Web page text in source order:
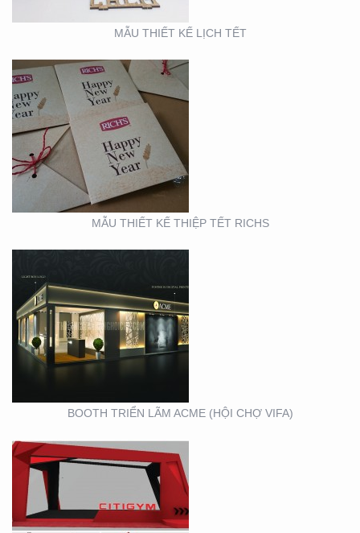
MẪU THIẾT KẾ LỊCH TẾT
MẪU THIẾT KẾ THIỆP TẾT RICHS
BOOTH TRIỂN LÃM
ACME (HỘI CHỢ VIFA)
BOOTH TRIỂN LÃM ACME (HỘI CHỢ VIFA)
BOOTH TRIỂN LÃM
CITIGYM ( TẠI HỘI CHỢ
EXPO_NOVOLAND)
VIFA EXPO 2020 – TƯ
VẤN THIẾT KẾ THI